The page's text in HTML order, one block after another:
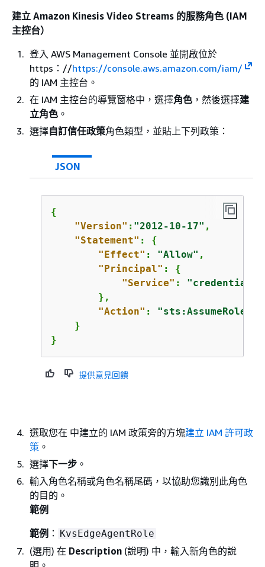
建立 Amazon Kinesis Video Streams 的服務角色 (IAM
主控台）
登入 AWS Management Console 並開啟位於
https：//https://console.aws.amazon.com/iam/
的 IAM 主控台。
在 IAM 主控台的導覽窗格中，選擇角色 ，然後選擇建
立角色 。
選擇自訂信任政策角色類型，並貼上下列政策：
JSON
{
"Version" : "2012-10-17" ,
"Statement" : {
"Effect" : "Allow" ,
"Principal" : {
"Service" :
        },
"Action" : "sts:AssumeRole"
    }
}
提供意見回饋
選取您在 中建立的 IAM 政策旁的方塊建立 IAM 許可政
策 。
選擇下一步 。
輸入角色名稱或角色名稱尾碼，以協助您識別此角色
的目的。
範例
範例 ： KvsEdgeAgentRole
(選用) 在 Description (說明) 中，輸入新角色的說